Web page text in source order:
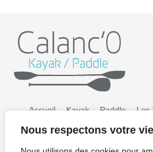
Nous respectons votre
Accueil Kayak Paddle Les
Préparer sa sortie Tarifs